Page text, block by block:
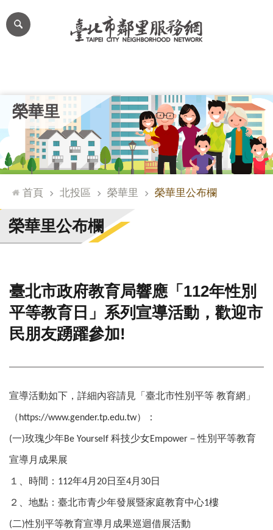
跳到主要內容區塊
網
站
台
通
臺
北
市
門
牌
整
合
化
局
化
產
臺
北
榮華里
首頁 北投區 榮華里 榮華里公布欄
榮華里公布欄
臺北市政府教育局響應「112年性別
平等教育日」系列宣導活動，歡迎市
民朋友踴躍參加!
宣導活動如下，詳細內容請見「臺北市性別平等 教育網」
（ https://www.gender.tp.edu.tw）：
(一)玫瑰少年Be Yourself 科技少女Empower －性別平等教育
宣導月成果展
１、時間： 112年4月 20日至4月 30日
２、地點：臺北市青少年發展暨家庭教育中心1樓
(二)性別平等教育宣導月成果巡迴借展活動